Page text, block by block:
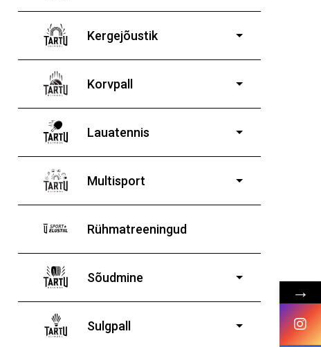
Kergejõustik
Korvpall
Lauatennis
poistele ja tüdrukutele
Multisport
Rühmatreeningud
Sõudmine
poistele ja tüdrukutele
Sulgpall
→